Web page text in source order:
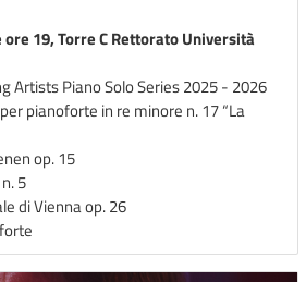
19, Torre C Rettorato Università
Artists Piano Solo Series 2025 - 2026
pianoforte in re minore n. 17 “La
op. 15
5
di Vienna op. 26